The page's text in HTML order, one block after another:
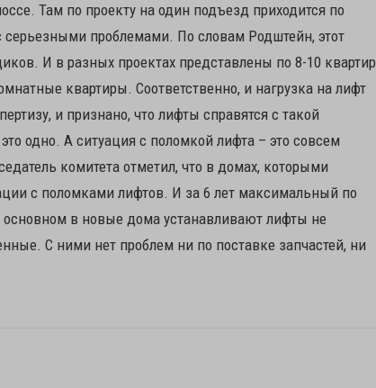
Там по проекту на один подъезд приходится по
серьезными проблемами. По словам Родштейн, этот
И в разных проектах представлены по 8-10 квартир
квартиры. Соответственно, и нагрузка на лифт
и признано, что лифты справятся с такой
одно. А ситуация с поломкой лифта – это совсем
комитета отметил, что в домах, которыми
с поломками лифтов. И за 6 лет максимальный по
в новые дома устанавливают лифты не
С ними нет проблем ни по поставке запчастей, ни